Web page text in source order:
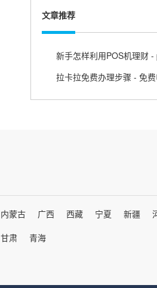
文章推荐
新手怎样利用POS机理财
拉卡拉免费办理步骤 - 免
内蒙古 广西 西藏 宁夏 新疆
甘肃 青海